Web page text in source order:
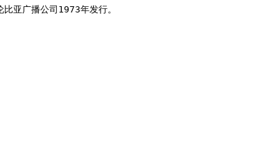
比亚广播公司1973年发行。